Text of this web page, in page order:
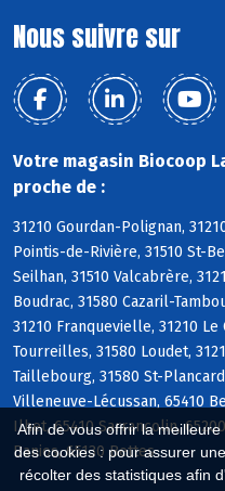
Afin de vous offrir la
des cookies : pour assurer
récolter des statistiques afin
Nous suivre sur
Votre magasin Biocoop
proche de :
31210 Gourdan-Polignan,
Pointis-de-Rivière, 31510 St-
Seilhan, 31510 Valcabrère,
Boudrac, 31580 Cazaril-
31210 Franquevielle, 31210 Le
Tourreilles, 31580 Loudet,
Taillebourg, 31580 St-
Villeneuve-Lécussan, 65410
Ilhet, 65410 Sarrancolin,
Banios, 65130 Bettes